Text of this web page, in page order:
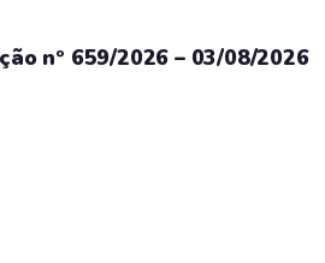
nº 659/2026 – 03/08/2026